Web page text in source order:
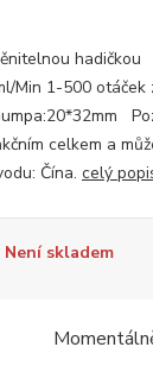
hadičkou
Min 1-500 otáček
celkem a
Čína. celý
Není skladem